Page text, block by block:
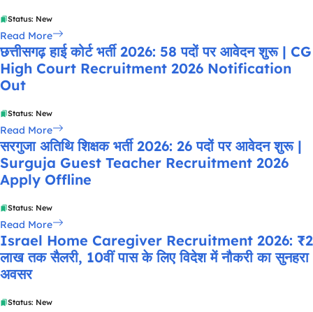
Status: New
Read More
छत्तीसगढ़ हाई कोर्ट भर्ती 2026: 58 पदों पर आवेदन शुरू | CG
High Court Recruitment 2026 Notification
Out
Status: New
Read More
सरगुजा अतिथि शिक्षक भर्ती 2026: 26 पदों पर आवेदन शुरू |
Surguja Guest Teacher Recruitment 2026
Apply Offline
Status: New
Read More
Israel Home Caregiver Recruitment 2026: ₹2
लाख तक सैलरी, 10वीं पास के लिए विदेश में नौकरी का सुनहरा
अवसर
Status: New